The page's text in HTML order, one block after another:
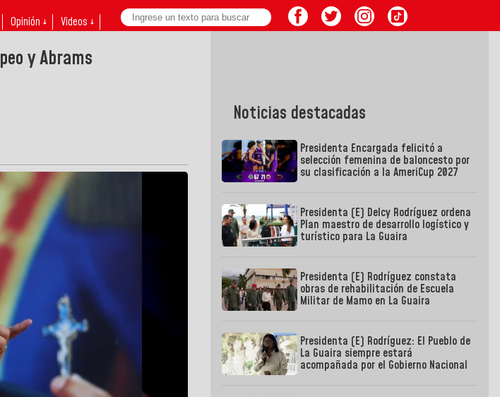
Opinión ↓ Videos ↓
y Abrams
Noticias destacadas
Presidenta Encargada felicitó a
selección femenina de baloncesto por
su clasificación a la AmeriCup 2027
Presidenta (E) Delcy Rodríguez ordena
Plan maestro de desarrollo logístico y
turístico para La Guaira
Presidenta (E) Rodríguez constata
obras de rehabilitación de Escuela
Militar de Mamo en La Guaira
Presidenta (E) Rodríguez: El Pueblo de
La Guaira siempre estará
acompañada por el Gobierno Nacional